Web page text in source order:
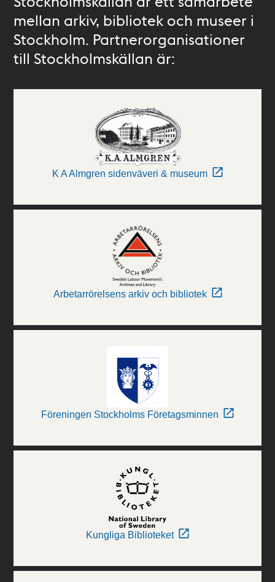
mellan arkiv, bibliotek och museer i
Stockholm. Partnerorganisationer
till Stockholmskällan är:
K A Almgren sidenväveri & museum
Arbetarrörelsens arkiv och bibliotek
Föreningen Stockholms Företagsminnen
Kungliga Biblioteket